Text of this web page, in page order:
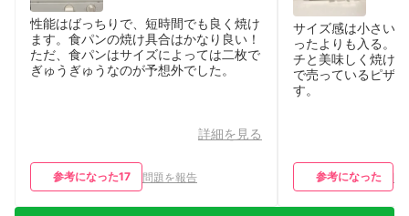
性能はばっちりで、短時間でも良く焼け
ます。食パンの焼け具合はかなり良い！
ただ、食パンはサイズによっては二枚で
ぎゅうぎゅうなのが予想外でした。
詳細を見る
参考になった17 問題を報告
サイズ感は小さい
ったよりも入る。
チと美味しく焼け
で売っているピザ
す。
参考になった